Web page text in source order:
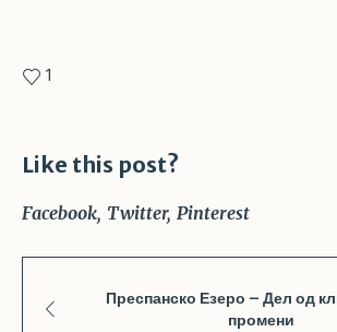
1
Like this post?
Facebook Twitter Pinterest
Преспанско Езеро – Дел од
промени